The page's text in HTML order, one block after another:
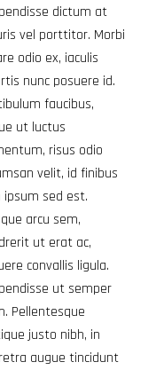
dictum at
vel porttitor. Morbi
odio ex, iaculis
nunc posuere id.
faucibus,
ut luctus
risus odio
velit, id finibus
ipsum sed est.
arcu sem,
ut erat ac,
convallis ligula.
ut semper
Pellentesque
justo nibh, in
augue tincidunt